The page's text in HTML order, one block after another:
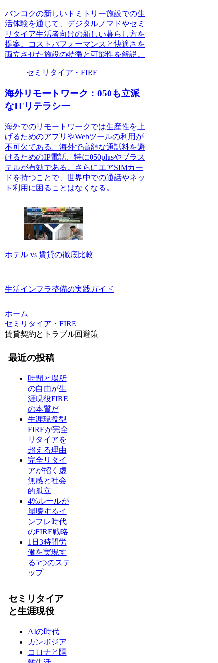
バンコクの新しいドミトリー施設での生
活体験を通じて、デジタルノマドやセミ
リタイア生活者向けの新しい暮らし方を
提案。コストパフォーマンスと快適さを
両立させた施設の特徴と可能性を解説。
セミリタイア・FIRE
海外リモートワーク：050も立派
なITリテラシー
海外でのリモートワークでは生産性を上
げるためのアプリやWebツールの利用が
不可欠である。海外で高額な通話料を避
けるためのIP電話、特に050plusやブラス
テルが有効である。さらにエアSIMカー
ドを持つことで、世界中での通話やネッ
ト利用に困ることはなくなる。
ホテル vs 賃貸の徹底比較
生活インフラ整備の実践ガイド
ホーム
セミリタイア・FIRE
賃貸契約とトラブル回避策
最近の投稿
時間と場所
の自由が生
涯現役FIRE
の本質だ
生涯現役型
FIREが完全
リタイアを
超える理由
完全リタイ
アが招く虚
無感と社会
的孤立
4%ルールが
崩壊するイ
ンフレ時代
のFIRE戦略
1日3時間労
働を実現す
る5つのステ
ップ
セミリタイア
と生涯現役
AIの時代
カンボジア
コロナと隔